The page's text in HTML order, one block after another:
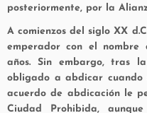
posteriormente, por la
A comienzos del siglo XX
emperador con el
años. Sin embargo, tras la
obligado a abdicar cuando
acuerdo de abdicación le
Ciudad Prohibida,